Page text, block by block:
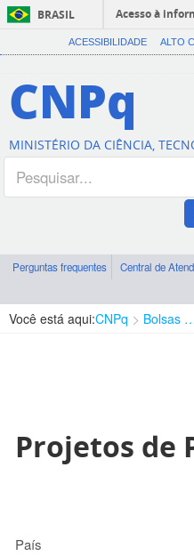
BRASIL
Acesso à
ACESSIBILIDADE ALTO
CNPq
MINISTÉRIO DA CIÊNCIA,
Perguntas frequentes Central de
Você está aqui:CNPq Bolsas e
Projetos de
País